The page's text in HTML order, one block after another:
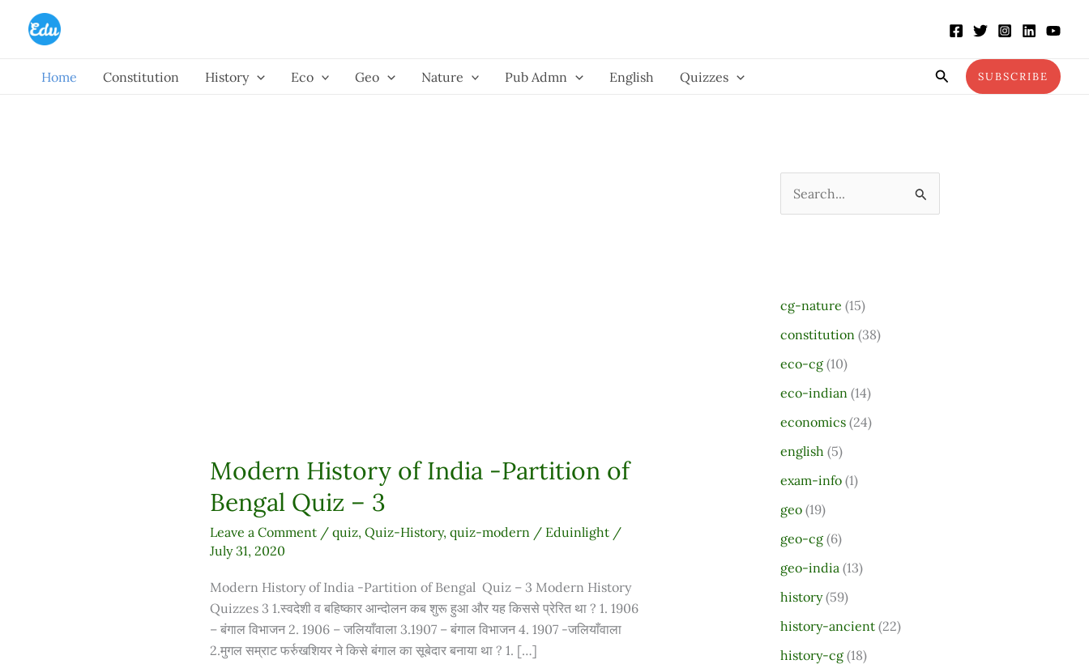
Home
Constitution History Eco Geo Nature Pub Admn English Quizzes SearchSUBSCRIBE
Modern History of India -Partition of
Bengal Quiz – 3
Leave a Comment / quiz, Quiz-History, quiz-modern/ Eduinlight /
July 31, 2020
Modern History of India -Partition of Bengal Quiz – 3 Modern History
Quizzes 3 1.स्वदेशी व बहिष्कार आन्दोलन कब शुरू हुआ और यह किससे प्रेरित था ? 1. 1906
– बंगाल विभाजन 2. 1906 – जलियाँवाला 3.1907 – बंगाल विभाजन 4. 1907 -जलियाँवाला
2.मुगल सम्राट फर्रुखशियर ने किसे बंगाल का सूबेदार बनाया था ? 1. […]
Modern
of
India
-
of
Bengal
Quiz
–
c
:
cg-nature (15)
constitution(38)
eco-cg(10)
eco-indian(14)
economics(24)
english (5)
exam-info(1)
geo(19)
geo-cg(6)
geo-india(13)
history(59)
history-ancient(22)
history-cg(18)